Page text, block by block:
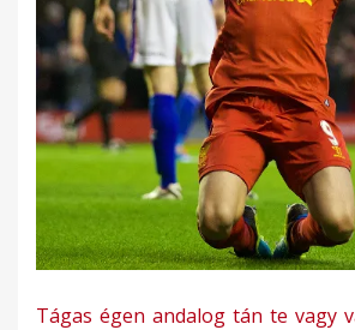
Tágas égen andalog tán te vagy